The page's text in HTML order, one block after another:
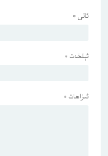
ئاتى *
ئېلخەت *
ئىزاھات *